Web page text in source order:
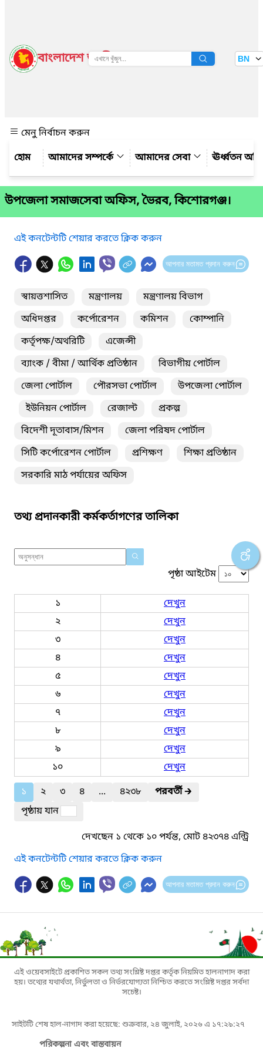
বাংলাদেশ জাতীয় তথ্য বাতায়ন BN
মেনু নির্বাচন করুন
আমাদের সম্পর্কে
আমাদের সেবা ঊর্ধ্বতন
উপজেলা সমাজসেবা অফিস, ভৈরব, কিশোরগঞ্জ।
এই কনটেন্টটি শেয়ার করতে ক্লিক করুন
আপনার মতামত প্রদান করুন
স্বায়ত্তশাসিত মন্ত্রণালয়
মন্ত্রণালয় বিভাগ
অধিদপ্তর
কর্পোরেশন কমিশন
কোম্পানি
কর্তৃপক্ষ/অথরিটি
এজেন্সী
ব্যাংক / বীমা / আর্থিক প্রতিষ্ঠান
বিভাগীয় পোর্টাল
জেলা পোর্টাল
পৌরসভা পোর্টাল
উপজেলা পোর্টাল
ইউনিয়ন পোর্টাল
রেজাল্ট
প্রকল্প
বিদেশী দূতাবাস/মিশন
জেলা পরিষদ পোর্টাল
সিটি কর্পোরেশন পোর্টাল
প্রশিক্ষণ
শিক্ষা প্রতিষ্ঠান
সরকারি মাঠ পর্যায়ের অফিস
তথ্য প্রদানকারী কর্মকর্তাগণের তালিকা
পৃষ্ঠা আইটেম
১
দেখুন
২
দেখুন
৩
দেখুন
৪
দেখুন
৫
দেখুন
৬
দেখুন
৭
দেখুন
৮
দেখুন
৯
দেখুন
১০
দেখুন
১
২ ৩ ৪ ... ৪২৩৮ পরবর্তী🡲
পৃষ্ঠায় যান
দেখছেন ১ থেকে ১০ পর্যন্ত, মোট ৪২৩৭৪ এন্ট্রি
এই কনটেন্টটি শেয়ার করতে ক্লিক করুন
আপনার মতামত প্রদান করুন
এই ওয়েবসাইটে প্রকাশিত সকল তথ্য সংশ্লিষ্ট দপ্তর কর্তৃক নিয়মিত হালনাগাদ করা
হয়। তথ্যের যথার্থতা, নির্ভুলতা ও নির্ভরযোগ্যতা নিশ্চিত করতে সংশ্লিষ্ট দপ্তর সর্বদা
সচেষ্ট।
সাইটটি শেষ হাল-নাগাদ করা হয়েছে: শুক্রবার, ২৪ জুলাই, ২০২৬ এ ১৭:২৯:২৭
পরিকল্পনা এবং বাস্তবায়ন